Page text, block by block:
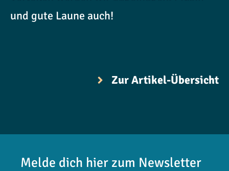
und gute Laune auch!
Zur Artikel-Übersicht
Melde dich hier zum Newsletter